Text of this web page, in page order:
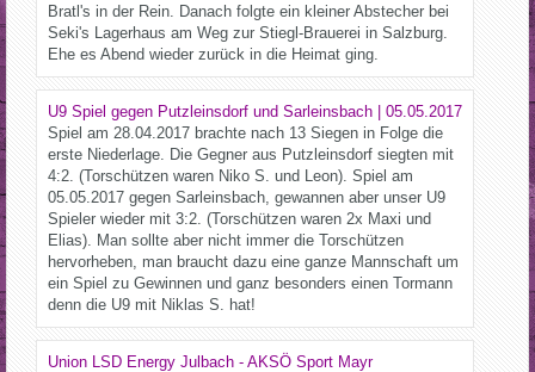
Bratl's in der Rein. Danach folgte ein kleiner Abstecher bei
Seki's Lagerhaus am Weg zur Stiegl-Brauerei in Salzburg.
Ehe es Abend wieder zurück in die Heimat ging.
U9 Spiel gegen Putzleinsdorf und Sarleinsbach | 05.05.2017
Spiel am 28.04.2017 brachte nach 13 Siegen in Folge die
erste Niederlage. Die Gegner aus Putzleinsdorf siegten mit
4:2. (Torschützen waren Niko S. und Leon). Spiel am
05.05.2017 gegen Sarleinsbach, gewannen aber unser U9
Spieler wieder mit 3:2. (Torschützen waren 2x Maxi und
Elias). Man sollte aber nicht immer die Torschützen
hervorheben, man braucht dazu eine ganze Mannschaft um
ein Spiel zu Gewinnen und ganz besonders einen Tormann
denn die U9 mit Niklas S. hat!
Union LSD Energy Julbach - AKSÖ Sport Mayr